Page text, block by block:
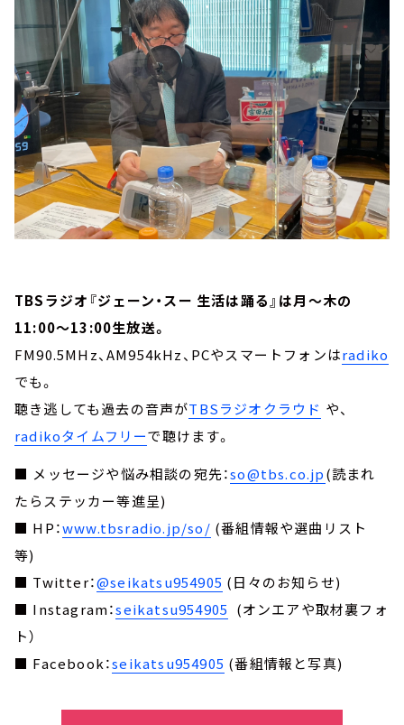
TBSラジオ『ジェーン・スー 生活は踊る』は月～木の
11:00～13:00生放送。
FM90.5MHz、AM954kHz、PCやスマートフォンはradiko
でも。
聴き逃しても過去の音声がTBSラジオクラウド や、
radikoタイムフリーで聴けます。
■ メッセージや悩み相談の宛先：so@tbs.co.jp(読まれ
たらステッカー等進呈)
■ HP：www.tbsradio.jp/so/ (番組情報や選曲リスト
等)
■ Twitter：@seikatsu954905 (日々のお知らせ)
■ Instagram：seikatsu954905 (オンエアや取材裏フォ
ト）
■ Facebook：seikatsu954905 (番組情報と写真)